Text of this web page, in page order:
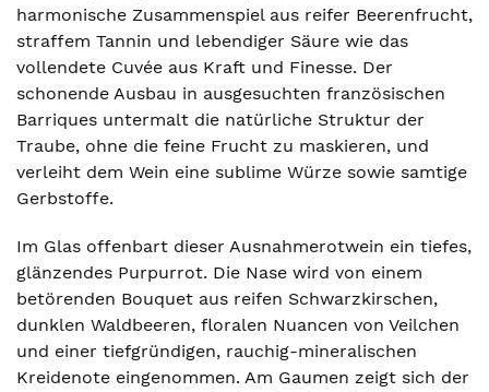
harmonische Zusammenspiel aus reifer Beerenfrucht,
straffem Tannin und lebendiger Säure wie das
vollendete Cuvée aus Kraft und Finesse. Der
schonende Ausbau in ausgesuchten französischen
Barriques untermalt die natürliche Struktur der
Traube, ohne die feine Frucht zu maskieren, und
verleiht dem Wein eine sublime Würze sowie samtige
Gerbstoffe.
Im Glas offenbart dieser Ausnahmerotwein ein tiefes,
glänzendes Purpurrot. Die Nase wird von einem
betörenden Bouquet aus reifen Schwarzkirschen,
dunklen Waldbeeren, floralen Nuancen von Veilchen
und einer tiefgründigen, rauchig-mineralischen
Kreidenote eingenommen. Am Gaumen zeigt sich der